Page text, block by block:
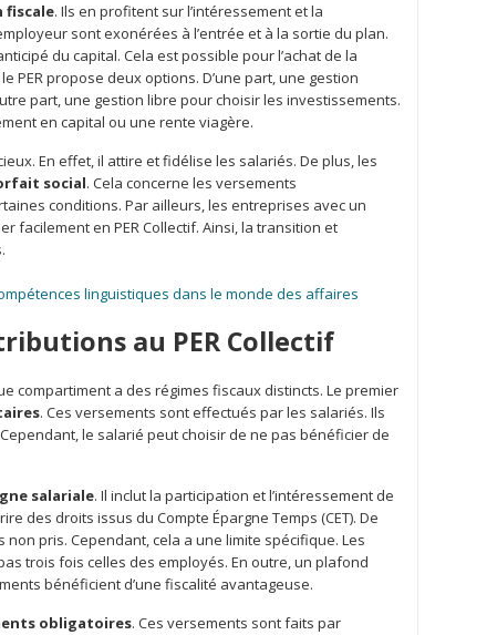
fiscale. Ils en profitent sur l’intéressement et la
sont exonérées à l’entrée et à la sortie du plan.
du capital. Cela est possible pour l’achat de la
PER propose deux options. D’une part, une gestion
part, une gestion libre pour choisir les investissements.
en capital ou une rente viagère.
En effet, il attire et fidélise les salariés. De plus, les
social. Cela concerne les versements
conditions. Par ailleurs, les entreprises avec un
facilement en PER Collectif. Ainsi, la transition et
linguistiques dans le monde des affaires
au PER Collectif
compartiment a des régimes fiscaux distincts. Le premier
. Ces versements sont effectués par les salariés. Ils
le salarié peut choisir de ne pas bénéficier de
salariale. Il inclut la participation et l’intéressement de
des droits issus du Compte Épargne Temps (CET). De
pris. Cependant, cela a une limite spécifique. Les
trois fois celles des employés. En outre, un plafond
bénéficient d’une fiscalité avantageuse.
obligatoires. Ces versements sont faits par